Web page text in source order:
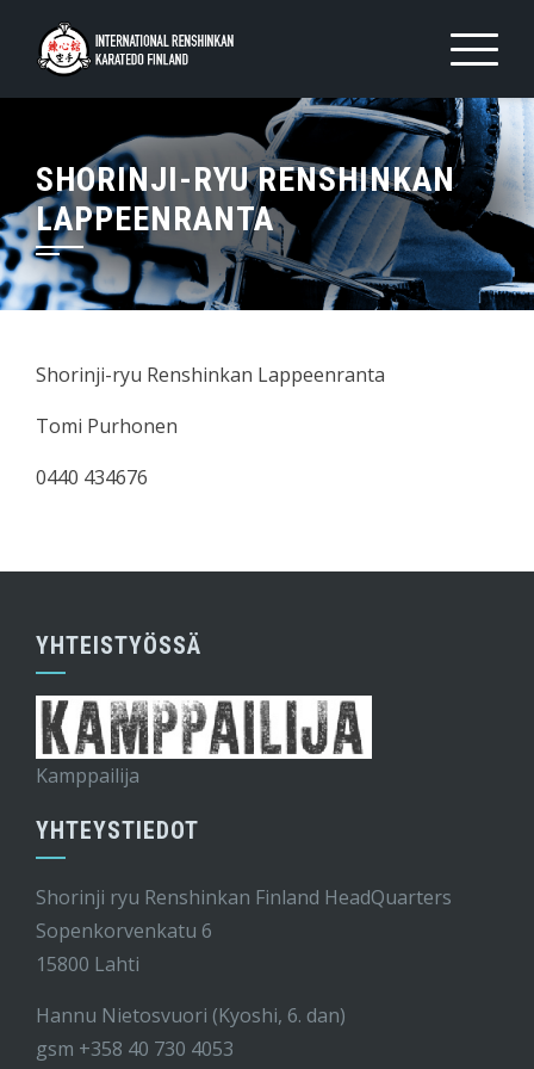
content
SHORINJI-RYU RENSHINKAN
LAPPEENRANTA
Shorinji-ryu Renshinkan Lappeenranta
Tomi Purhonen
0440 434676
YHTEISTYÖSSÄ
Kamppailija
YHTEYSTIEDOT
Shorinji ryu Renshinkan Finland HeadQuarters
Sopenkorvenkatu 6
15800 Lahti
Hannu Nietosvuori (Kyoshi, 6. dan)
gsm +358 40 730 4053